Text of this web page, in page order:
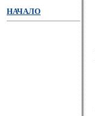
НАЧАЛО